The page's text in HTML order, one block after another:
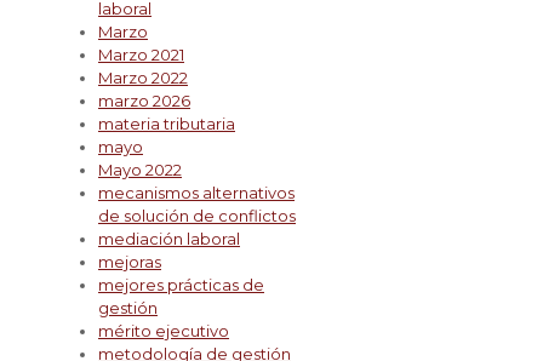
laboral
Marzo
Marzo 2021
Marzo 2022
marzo 2026
materia tributaria
mayo
Mayo 2022
mecanismos alternativos
de solución de conflictos
mediación laboral
mejoras
mejores prácticas de
gestión
mérito ejecutivo
metodología de gestión